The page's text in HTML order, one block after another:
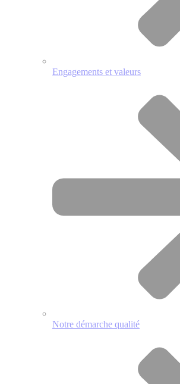
Engagements et valeurs
Notre démarche qualité